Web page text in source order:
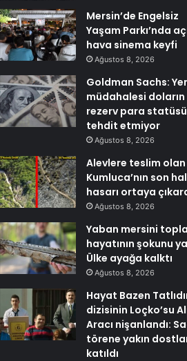
Mersin’de Engelsiz
Yaşam Parkı’nda
hava sinema keyfi
Ağustos 8, 2026
Goldman Sachs:
müdahalesi doların
rezerv para
tehdit etmiyor
Ağustos 8, 2026
Alevlere teslim olan
Kumluca’nın son
hasarı ortaya
Ağustos 8, 2026
Yaban mersini
hayatının şokunu
Ülke ayağa kalktı
Ağustos 8, 2026
Hayat Bazen
dizisinin Loçko’su
Aracı nişanlandı:
törene yakın
katıldı